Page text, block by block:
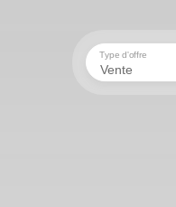
Vente
Type d'offre